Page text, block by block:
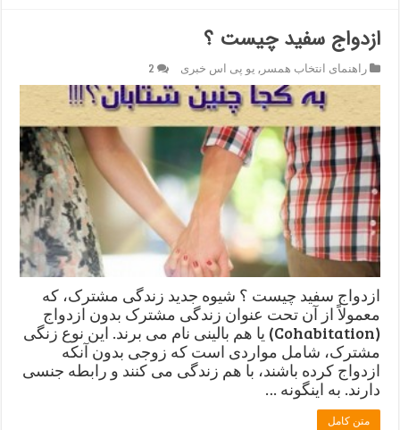
ازدواج سفید چیست ؟
راهنمای انتخاب همسر, یو پی اس خبری 2
ازدواج سفید چیست ؟ شیوه جدید زندگی مشترک، که
معمولاً از آن تحت عنوان زندگی مشترک بدون ازدواج
(Cohabitation) یا هم بالینی نام می برند. این نوع زنگی
مشترک، شامل مواردی است که زوجی بدون آنکه
ازدواج کرده باشند، با هم زندگی می کنند و رابطه جنسی
دارند. به اینگونه …
متن کامل